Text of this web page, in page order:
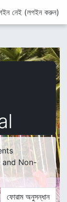
নেই (লগইন করুন)
and Non-
ফোরাম অনুসন্ধান